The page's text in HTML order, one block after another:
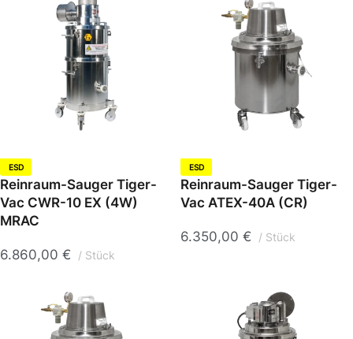
ESD
Reinraum-Sauger Tiger-
Vac CWR-10 EX (4W)
MRAC
6.860,00 € Stück
ESD
Reinraum-Sauger Tiger-
Vac ATEX-40A (CR)
6.350,00 € Stück